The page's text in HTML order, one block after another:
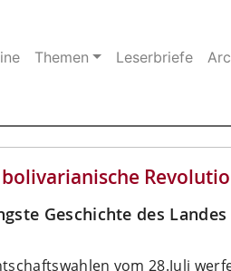
Themen Leserbriefe
Geschichte des Landes
vom 28.Juli